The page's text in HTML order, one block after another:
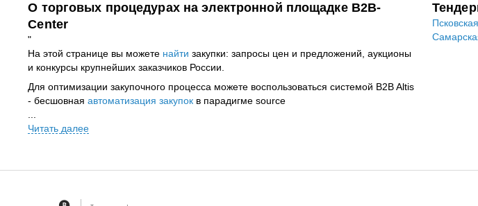
О торговых процедурах на электронной площадке B2B-
Center
"
На этой странице вы можете найти закупки: запросы цен и предложений, аукционы
и конкурсы крупнейших заказчиков России.
Для оптимизации закупочного процесса можете воспользоваться системой B2B Altis
- бесшовнаяавтоматизация закупок в парадигме source
Читать далее